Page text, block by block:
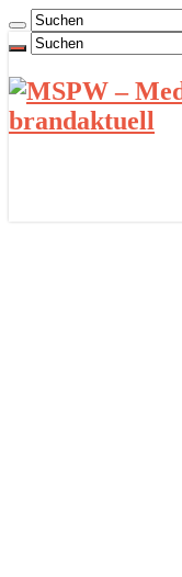
brandaktuell